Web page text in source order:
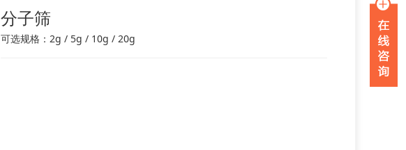
分子筛
可选规格：2g / 5g / 10g / 20g